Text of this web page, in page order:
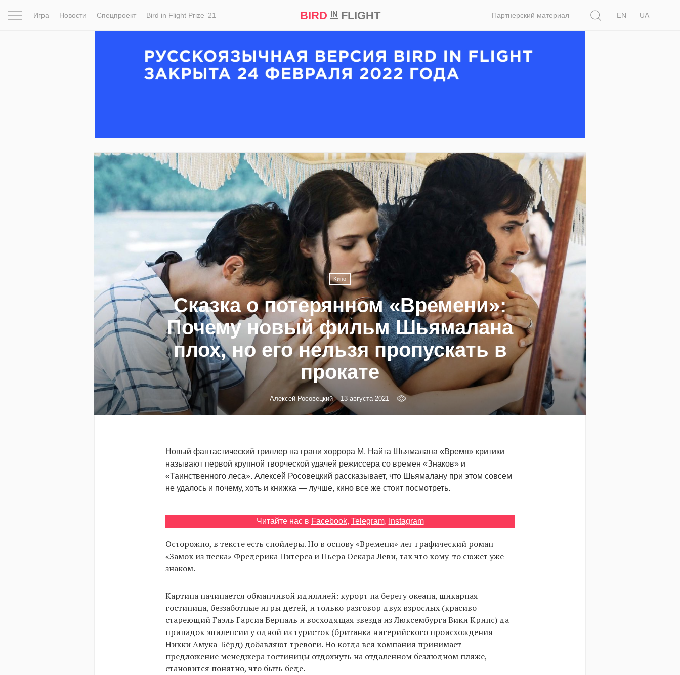
Игра Новости Спецпроект Bird in Flight Prize ‘21 BIRD INFLIGHT Партнерский материал
EN
UA
Кино
Сказка о потерянном «Времени»:
Почему новый фильм Шьямалана
плох, но его нельзя пропускать в
прокате
Алексей Росовецкий 13 августа 2021
Новый фантастический триллер на грани хоррора М. Найта Шьямалана «Время» критики
называют первой крупной творческой удачей режиссера со времен «Знаков» и
«Таинственного леса». Алексей Росовецкий рассказывает, что Шьямалану при этом совсем
не удалось и почему, хоть и книжка — лучше, кино все же стоит посмотреть.
Читайте нас в Facebook, Telegram, Instagram
Осторожно, в тексте есть спойлеры. Но в основу «Времени» лег графический роман
«Замок из песка» Фредерика Питерса и Пьера Оскара Леви, так что кому-то сюжет уже
знаком.
Картина начинается обманчивой идиллией: курорт на берегу океана, шикарная
гостиница, беззаботные игры детей, и только разговор двух взрослых (красиво
стареющий Гаэль Гарсиа Берналь и восходящая звезда из Люксембурга Вики Крипс) да
припадок эпилепсии у одной из туристок (британка нигерийского происхождения
Никки Амука-Бёрд) добавляют тревоги. Но когда вся компания принимает
предложение менеджера гостиницы отдохнуть на отдаленном безлюдном пляже,
становится понятно, что быть беде.